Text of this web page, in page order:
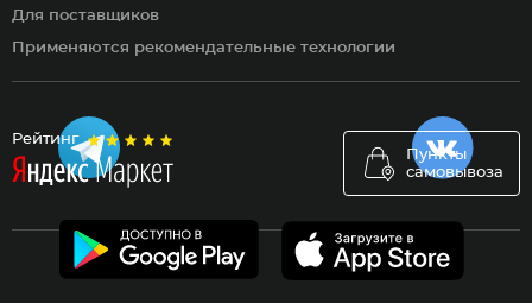
Рейтинг
Пункты
самовывоза
Для поставщиков
Применяются рекомендательные технологии